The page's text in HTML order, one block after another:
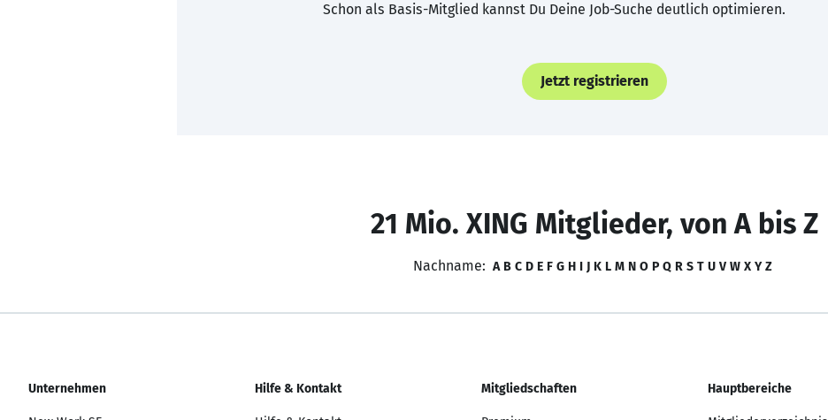
Schon als Basis-Mitglied kannst Du Deine Job-Suche deutlich optimieren.
Jetzt registrieren
21 Mio. XING Mitglieder, von A bis Z
Nachname: A B C D E F G H I J K L M N O P Q R S T U V W X Y Z
Unternehmen Hilfe & Kontakt Mitgliedschaften Hauptbereiche